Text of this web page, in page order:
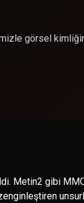
görsel
Metin2 gibi